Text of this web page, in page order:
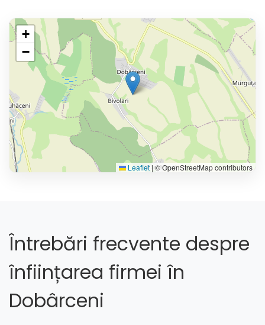
+
−
Leaflet|© OpenStreetMap contributors
Întrebări frecvente despre
înființarea firmei în
Dobârceni